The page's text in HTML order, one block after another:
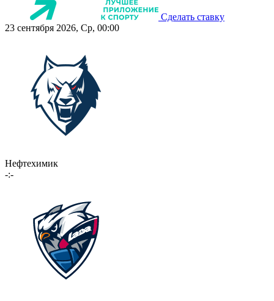
Сделать ставку
23 сентября 2026, Ср, 00:00
Нефтехимик
-:-